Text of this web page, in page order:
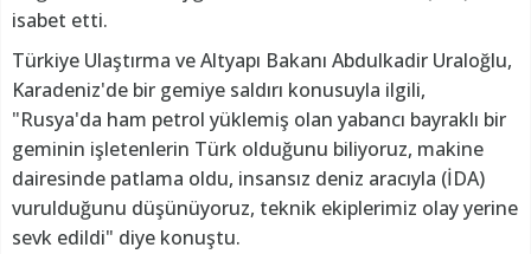
isabet etti.
Türkiye Ulaştırma ve Altyapı Bakanı Abdulkadir Uraloğlu,
Karadeniz'de bir gemiye saldırı konusuyla ilgili,
"Rusya'da ham petrol yüklemiş olan yabancı bayraklı bir
geminin işletenlerin Türk olduğunu biliyoruz, makine
dairesinde patlama oldu, insansız deniz aracıyla (İDA)
vurulduğunu düşünüyoruz, teknik ekiplerimiz olay yerine
sevk edildi" diye konuştu.